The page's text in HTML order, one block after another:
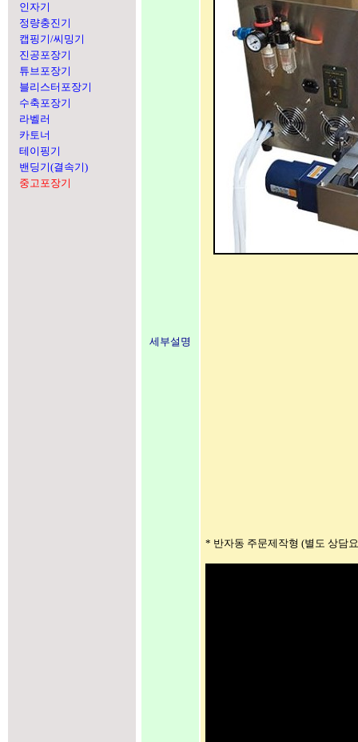
인자기
정량충진기
캡핑기/씨밍기
진공포장기
튜브포장기
블리스터포장기
수축포장기
라벨러
카토너
테이핑기
밴딩기(결속기)
중고포장기
세부설명
* 반자동 주문제작형 (별도 상담